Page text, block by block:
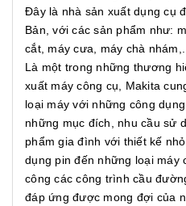
Đây là nhà sản xuất dụng cụ
Bản, với các sản phẩm như:
cắt, máy cưa, máy chà nhám,...
Là một trong những thương
xuất máy công cụ, Makita
loại máy với những công
những mục đích, nhu cầu sử
phẩm gia đình với thiết kế
dụng pin đến những loại máy
công các công trình cầu
đáp ứng được mong đợi của